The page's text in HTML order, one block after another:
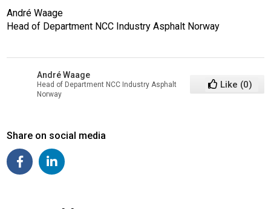
André Waage
Head of Department NCC Industry Asphalt Norway
André Waage
Head of Department NCC Industry Asphalt
Norway
Like (0)
Share on social media